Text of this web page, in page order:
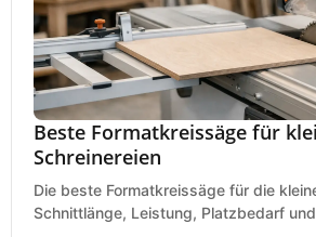
Beste Formatkreissäge für
Schreinereien
Die beste Formatkreissäge für die
Schnittlänge, Leistung, Platzbedarf